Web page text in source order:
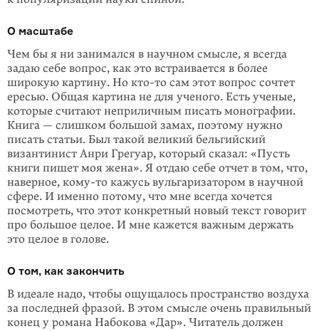
О масштабе
Чем бы я ни занимался в научном смысле, я всегда
задаю себе вопрос, как это встраивается в более
широкую картину. Но кто-то сам этот вопрос сочтет
ересью. Общая картина не для ученого. Есть ученые,
которые считают не­при­личным писать монографии.
Книга — слишком большой замах, поэтому нужно
писать статьи. Был такой великий бельгийский
византинист Анри Грегуар, который сказал: «Пусть
книги пишет моя жена». Я отдаю себе отчет в том, что,
наверное, кому-то кажусь вульгаризатором в научной
сфере. И именно потому, что мне всегда хочется
посмотреть, что этот конкретный новый текст говорит
про большое целое. И мне кажется важным держать
это целое в голове.
О том, как закончить
В идеале надо, чтобы ощущалось пространство воздуха
за последней фразой. В этом смысле очень правильный
конец у романа Набокова «Дар». Читатель должен